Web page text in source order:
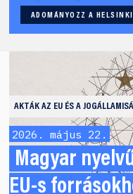
ADOMÁNYOZZ A
AKTÁK AZ EU ÉS A
2026. május 22.
Magyar
EU-s